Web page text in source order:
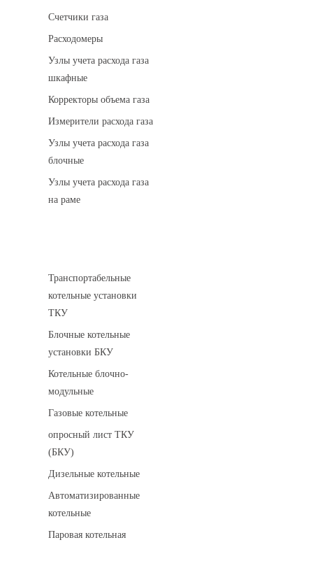
Счетчики газа
Расходомеры
Узлы учета расхода газа
шкафные
Корректоры объема газа
Измерители расхода газа
Узлы учета расхода газа
блочные
Узлы учета расхода газа
на раме
Транспортабельные
котельные установки
ТКУ
Блочные котельные
установки БКУ
Котельные блочно-
модульные
Газовые котельные
опросный лист ТКУ
(БКУ)
Дизельные котельные
Автоматизированные
котельные
Паровая котельная